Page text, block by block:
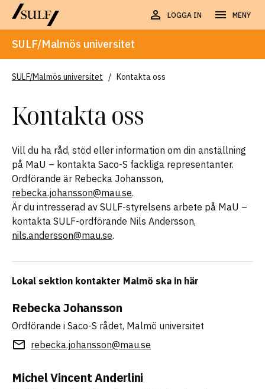
LOGGA IN MENY
SULF/Malmös universitet
SULF/Malmös universitet / Kontakta oss
Kontakta oss
Vill du ha råd, stöd eller information om din anställning
på MaU – kontakta Saco-S fackliga representanter.
Ordförande är Rebecka Johansson,
rebecka.johansson@mau.se.
Är du intresserad av SULF-styrelsens arbete på MaU –
kontakta SULF-ordförande Nils Andersson,
nils.andersson@mau.se.
Lokal sektion kontakter Malmö ska in här
Rebecka Johansson
Ordförande i Saco-S rådet, Malmö universitet
rebecka.johansson@mau.se
Michel Vincent Anderlini